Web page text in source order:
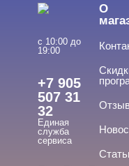
Лаки для ногтей
Пилки, блоки
Подология
Уход
Фрезы, боры,
с 10:00 до
19:00
+7 905
507 31
32
Единая
служба
сервиса
О